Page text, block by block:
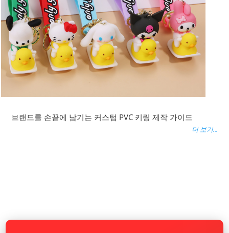
브랜드를 손끝에 남기는 커스텀 PVC 키링 제작 가이드
더 보기...